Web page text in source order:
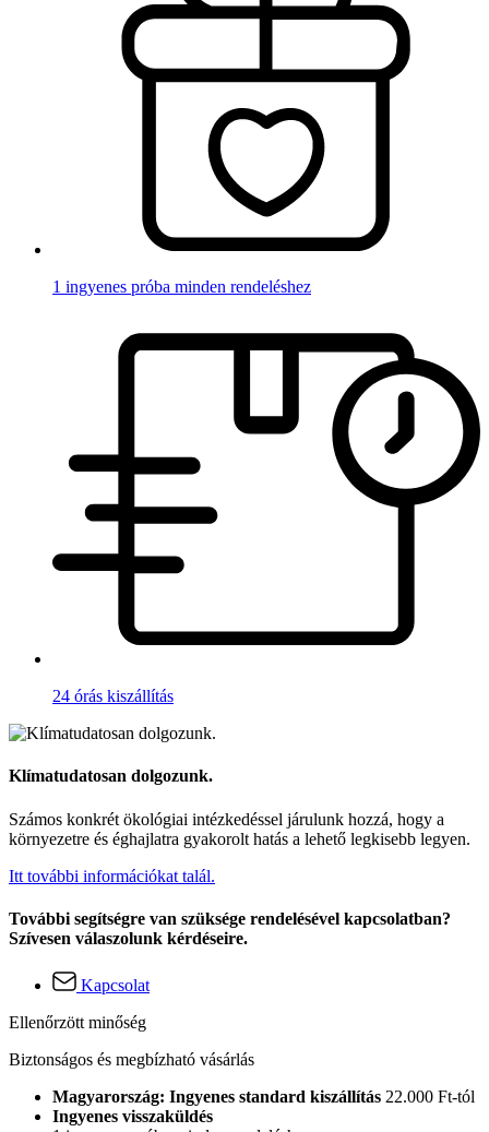
1 ingyenes próba minden rendeléshez
24 órás kiszállítás
Klímatudatosan dolgozunk.
Számos konkrét ökológiai intézkedéssel járulunk hozzá, hogy a
környezetre és éghajlatra gyakorolt hatás a lehető legkisebb legyen.
Itt további információkat talál.
További segítségre van szüksége rendelésével kapcsolatban?
Szívesen válaszolunk kérdéseire.
Kapcsolat
Ellenőrzött minőség
Biztonságos és megbízható vásárlás
Magyarország: Ingyenes standard kiszállítás 22.000 Ft-tól
Ingyenes visszaküldés